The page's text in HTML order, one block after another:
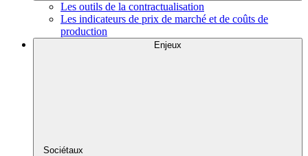
Les outils de la contractualisation
Les indicateurs de prix de marché et de coûts de
production
Enjeux
Sociétaux